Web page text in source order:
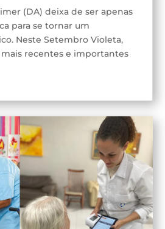
(DA) deixa de ser apenas
para se tornar um
Neste Setembro Violeta,
mais recentes e importantes